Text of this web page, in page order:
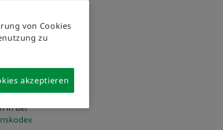
in der
von Cookies
zu
akzeptieren